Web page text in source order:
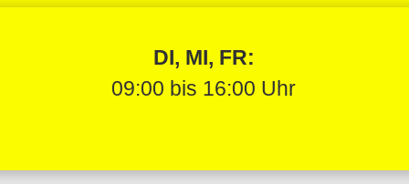
DI, MI, FR:
09:00 bis 16:00 Uhr